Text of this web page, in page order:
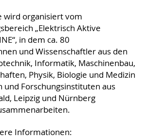
wird organisiert vom
„Elektrisch Aktive
in dem ca. 80
und Wissenschaftler aus den
Informatik, Maschinenbau,
Physik, Biologie und Medizin
und Forschungsinstituten aus
Leipzig und Nürnberg
Informationen: